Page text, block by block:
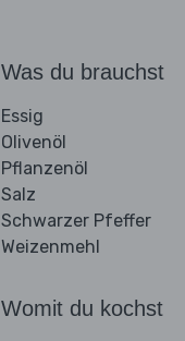
Was du brauchst
Essig
Olivenöl
Pflanzenöl
Salz
Schwarzer Pfeffer
Weizenmehl
Womit du kochst